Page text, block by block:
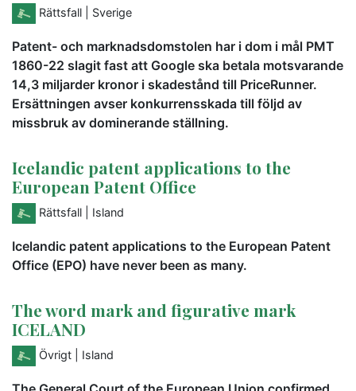
Rättsfall | Sverige
Patent- och marknadsdomstolen har i dom i mål PMT
1860-22 slagit fast att Google ska betala motsvarande
14,3 miljarder kronor i skadestånd till PriceRunner.
Ersättningen avser konkurrensskada till följd av
missbruk av dominerande ställning.
Icelandic patent applications to the
European Patent Office
Rättsfall | Island
Icelandic patent applications to the European Patent
Office (EPO) have never been as many.
The word mark and figurative mark
ICELAND
Övrigt | Island